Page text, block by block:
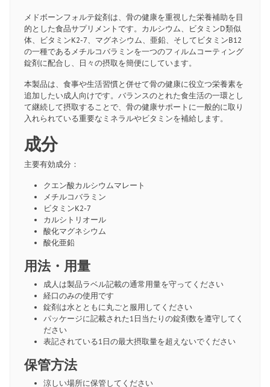
メドボーンフォルテ錠剤は、骨の健康を重視した栄養補助を目
的とした食品サプリメントです。カルシウム、ビタミンD類似
体、ビタミンK2-7、マグネシウム、亜鉛、そしてビタミンB12
の一種であるメチルコバラミンを一つのフィルムコーティング
錠剤に配合し、日々の摂取を簡便にしています。
本製品は、食事や生活習慣と併せて骨の健康に役立つ栄養素を
追加したい成人向けです。バランスのとれた食生活の一環とし
て継続して摂取することで、骨の健康サポートに一般的に取り
入れられている重要なミネラルやビタミンを補給します。
成分
主要有効成分：
クエン酸カルシウムマレート
メチルコバラミン
ビタミンK2-7
カルシトリオール
酸化マグネシウム
酸化亜鉛
用法・用量
成人は製品ラベル記載の通常用量を守ってください
経口のみの使用です
錠剤は水とともに丸ごと服用してください
パッケージに記載された1日当たりの錠剤数を遵守してく
ださい
表記されている1日の最大摂取量を超えないでください
保管方法
涼しい場所に保管してください